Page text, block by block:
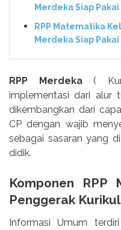
Merdeka Siap
RPP Matematika
Merdeka Siap
RPP Merdeka(
implementasi dari alur
dikembangkan dari
CP dengan wajib
sebagai sasaran yang
didik.
Komponen RPP
Penggerak
Informasi Umum